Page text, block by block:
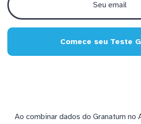
Comece seu Teste
Ao combinar dados do Granatum no